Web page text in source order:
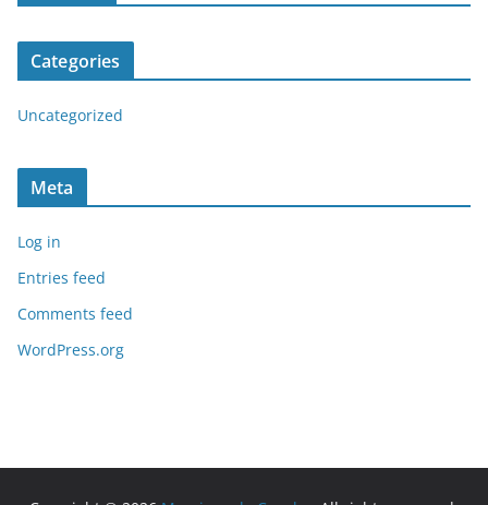
Categories
Uncategorized
Meta
Log in
Entries feed
Comments feed
WordPress.org